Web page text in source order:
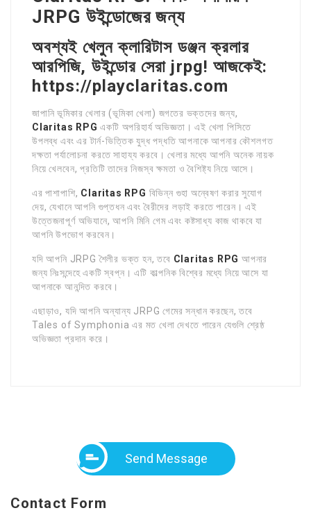
JRPG উইন্ডোজের জন্য
অবশ্যই খেলুন ক্লারিটাস ডঞ্জন ক্রলার
আরপিজি, উইন্ডোর সেরা jrpg! আজকেই:
https://playclaritas.com
জাপানি ভূমিকার খেলার (ভূমিকা খেলা) জগতের ভক্তদের জন্য,
Claritas RPG একটি অপরিহার্য অভিজ্ঞতা। এই খেলা পিসিতে
উপলব্ধ এবং এর টার্ন-ভিত্তিক যুদ্ধ পদ্ধতি আপনাকে আপনার কৌশলগত
দক্ষতা পর্যালোচনা করতে সাহায্য করবে। খেলার মধ্যে আপনি অনেক নায়ক
নিয়ে খেলবেন, প্রতিটি তাদের নিজস্ব ক্ষমতা ও বৈশিষ্ট্য নিয়ে আসে।
এর পাশাপাশি, Claritas RPG বিভিন্ন গুহা অন্বেষণ করার সুযোগ
দেয়, যেখানে আপনি গুপ্তধন এবং বৈরীদের লড়াই করতে পারেন। এই
উত্তেজনাপূর্ণ অভিযানে, আপনি মিনি গেম এবং কষ্টসাধ্য কাজ থাকবে যা
আপনি উপভোগ করবেন।
যদি আপনি JRPG শৈলীর ভক্ত হন, তবে Claritas RPG আপনার
জন্য নিঃসন্দেহে একটি স্বপ্ন। এটি কাল্পনিক বিশ্বের মধ্যে নিয়ে আসে যা
আপনাকে আনন্দিত করবে।
এছাড়াও, যদি আপনি অন্যান্য JRPG গেমের সন্ধান করছেন, তবে
Tales of Symphonia এর মত খেলা দেখতে পারেন যেগুলি শ্রেষ্ঠ
অভিজ্ঞতা প্রদান করে।
Send Message
Contact Form